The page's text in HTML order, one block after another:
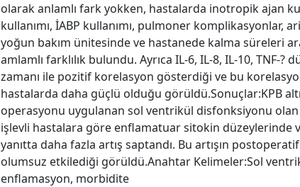
olarak anlamlı fark yokken, hastalarda inotropik ajan
kullanımı, İABP kullanımı, pulmoner komplikasyonlar,
yoğun bakım ünitesinde ve hastanede kalma süreleri
amlamlı farklılık bulundu. Ayrıca IL-6, IL-8, IL-10, TNF-
zamanı ile pozitif korelasyon gösterdiği ve bu
hastalarda daha güçlü olduğu görüldü.Sonuçlar:KPB
operasyonu uygulanan sol ventrikül disfonksiyonu
işlevli hastalara göre enflamatuar sitokin düzeylerinde
yanıtta daha fazla artış saptandı. Bu artışın
olumsuz etkilediği görüldü.Anahtar Kelimeler:Sol
enflamasyon, morbidite